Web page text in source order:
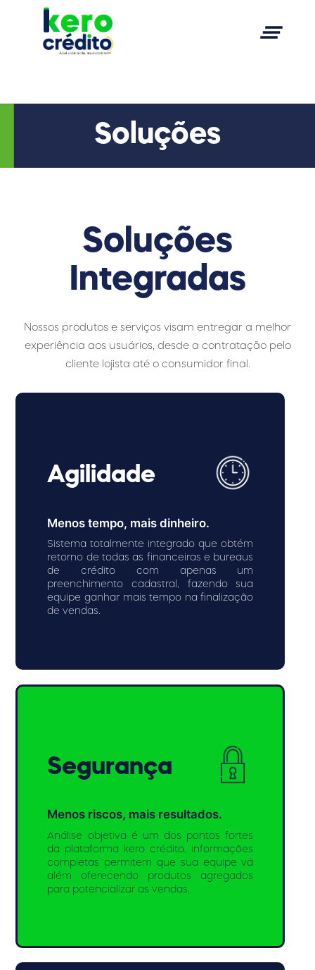
clear_all
Soluções
Soluções
Integradas
Nossos produtos e serviços visam entregar a melhor
experiência aos usuários, desde a contratação pelo
cliente lojista até o consumidor final.
Agilidade
Menos tempo, mais dinheiro.
Sistema totalmente integrado que obtém
retorno de todas as financeiras e bureaus
de crédito com apenas um
preenchimento cadastral, fazendo sua
equipe ganhar mais tempo na finalização
de vendas.
Segurança
Menos riscos, mais resultados.
Análise objetiva é um dos pontos fortes
da plataforma kero crédito, informações
completas permitem que sua equipe vá
além oferecendo produtos agregados
para potencializar as vendas.